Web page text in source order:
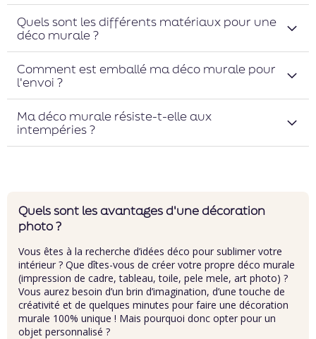
Quels sont les différents matériaux pour une
déco murale ?
Comment est emballé ma déco murale pour
l'envoi ?
Ma déco murale résiste-t-elle aux
intempéries ?
Quels sont les avantages d'une décoration
photo ?
Vous êtes à la recherche d’idées déco pour sublimer votre
intérieur ? Que dîtes-vous de créer votre propre déco murale
(impression de cadre, tableau, toile, pele mele, art photo) ?
Vous aurez besoin d’un brin d’imagination, d’une touche de
créativité et de quelques minutes pour faire une décoration
murale 100% unique ! Mais pourquoi donc opter pour un
objet personnalisé ?